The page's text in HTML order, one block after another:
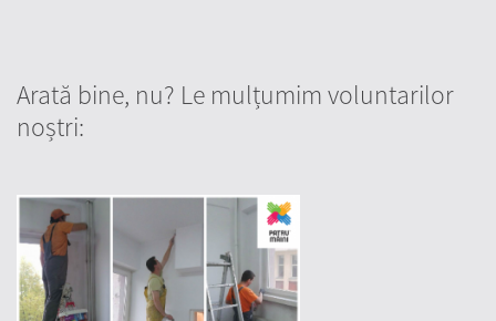
Arată bine, nu? Le mulțumim voluntarilor
noștri: